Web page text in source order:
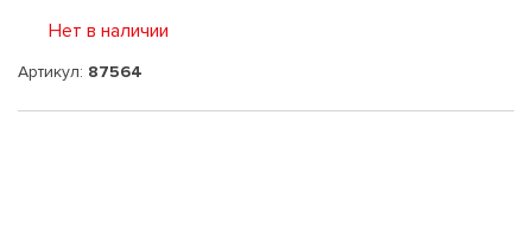
Нет в наличии
Артикул: 87564